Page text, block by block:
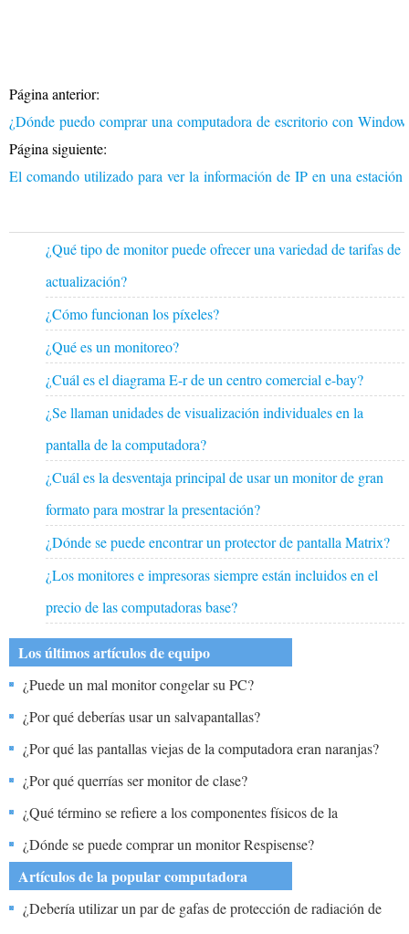
Página anterior:
¿Dónde puedo comprar una computadora de escritorio con
Página siguiente:
El comando utilizado para ver la información de IP en una
¿Qué tipo de monitor puede ofrecer una variedad de tarifas de
actualización?
¿Cómo funcionan los píxeles?
¿Qué es un monitoreo?
¿Cuál es el diagrama E-r de un centro comercial e-bay?
¿Se llaman unidades de visualización individuales en la
pantalla de la computadora?
¿Cuál es la desventaja principal de usar un monitor de gran
formato para mostrar la presentación?
¿Dónde se puede encontrar un protector de pantalla Matrix?
¿Los monitores e impresoras siempre están incluidos en el
precio de las computadoras base?
Los últimos artículos de equipo
¿Puede un mal monitor congelar su PC?
¿Por qué deberías usar un salvapantallas?
¿Por qué las pantallas viejas de la computadora eran naranjas?
¿Por qué querrías ser monitor de clase?
¿Qué término se refiere a los componentes físicos de la
computadora, como el monitor y el teclado, los chips de memoria
del disco duro?
¿Dónde se puede comprar un monitor Respisense?
Artículos de la popular computadora
¿Debería utilizar un par de gafas de protección de radiación de